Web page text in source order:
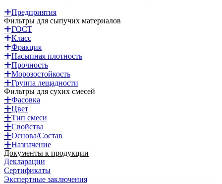
Предприятия
Фильтры для сыпучих материалов
ГОСТ
Класс
Фракция
Насыпная плотность
Прочность
Морозостойкость
Группа лещадности
Фильтры для сухих смесей
Фасовка
Цвет
Тип смеси
Свойства
Основа/Состав
Назначение
Документы к продукции
Декларации
Сертификаты
Экспертные заключения